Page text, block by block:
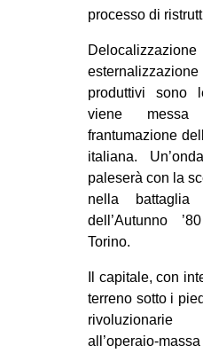
processo di
produttivi sono
viene
frantumazione
italiana.
paleserà con la
nella
dell’Autunno
Torino.
Il capitale, con
terreno sotto i
all’operaio-